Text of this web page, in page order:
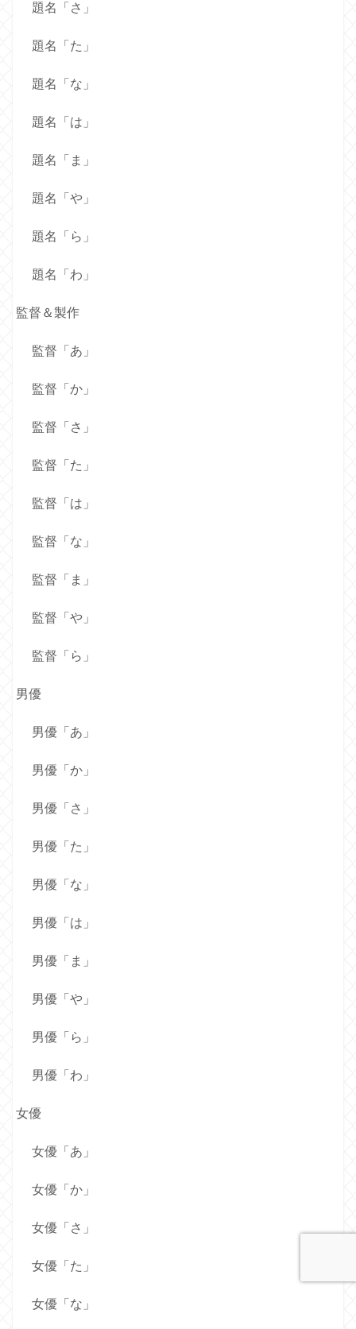
題名「さ」
題名「た」
題名「な」
題名「は」
題名「ま」
題名「や」
題名「ら」
題名「わ」
監督＆製作
監督「あ」
監督「か」
監督「さ」
監督「た」
監督「は」
監督「な」
監督「ま」
監督「や」
監督「ら」
男優
男優「あ」
男優「か」
男優「さ」
男優「た」
男優「な」
男優「は」
男優「ま」
男優「や」
男優「ら」
男優「わ」
女優
女優「あ」
女優「か」
女優「さ」
女優「た」
女優「な」